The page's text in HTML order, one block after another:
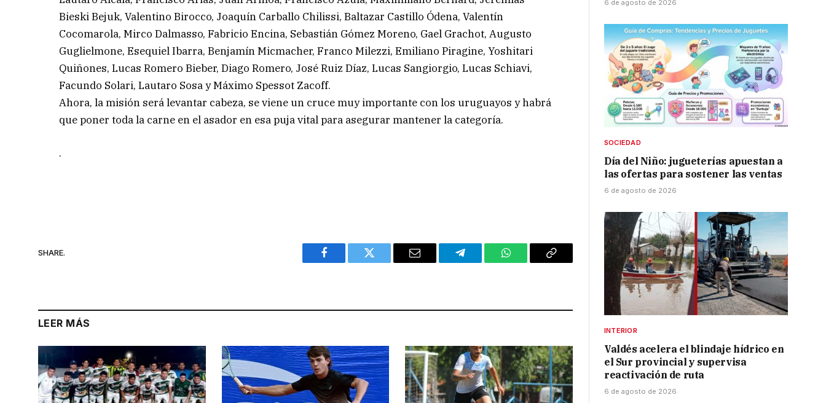
Bieski Bejuk, Valentino Birocco, Joaquín Carballo Chilissi, Baltazar Castillo Ódena, Valentín
Cocomarola, Mirco Dalmasso, Fabricio Encina, Sebastián Gómez Moreno, Gael Grachot, Augusto
Guglielmone, Esequiel Ibarra, Benjamín Micmacher, Franco Milezzi, Emiliano Piragine, Yoshitari
Quiñones, Lucas Romero Bieber, Diago Romero, José Ruiz Díaz, Lucas Sangiorgio, Lucas Schiavi,
Facundo Solari, Lautaro Sosa y Máximo Spessot Zacoff.
Ahora, la misión será levantar cabeza, se viene un cruce muy importante con los uruguayos y habrá
que poner toda la carne en el asador en esa puja vital para asegurar mantener la categoría.
.
SHARE.
Facebook Twitter Email Telegram WhatsAppCopy
LEER MÁS
6 de agosto de 2026
SOCIEDAD
Día del Niño: jugueterías apuestan a
las ofertas para sostener las ventas
6 de agosto de 2026
INTERIOR
Valdés acelera el blindaje hídrico en
el Sur provincial y supervisa
reactivación de ruta
6 de agosto de 2026